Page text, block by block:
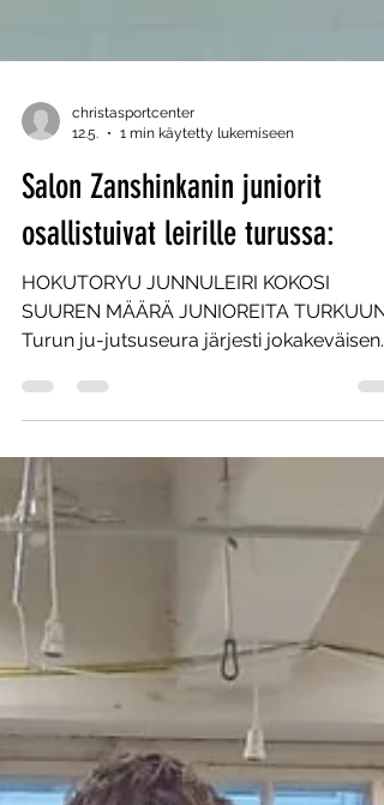
christasportcenter
Salon Zanshinkanin juniorit
osallistuivat leirille turussa:
HOKUTORYU JUNNULEIRI KOKOSI
SUUREN MÄÄRÄ JUNIOREITA TURKUUN
sensei Andreas Agopov 5. dan Helsingistä.
Leiriviikonloppuun osallistui 68 junioria
kahdeksasta seurasta, järjestävän seuran
lisäksi edustettuina olivat; Salon
Zanshinkan, Jyväskylän Jigotai,
Pietarsaaren ju-jutsu, Vaasan Hokutoryu
ju-jutsu, Tampereen ju-jutsukoulu sekä
Helsingin ju-jutsuklubi.